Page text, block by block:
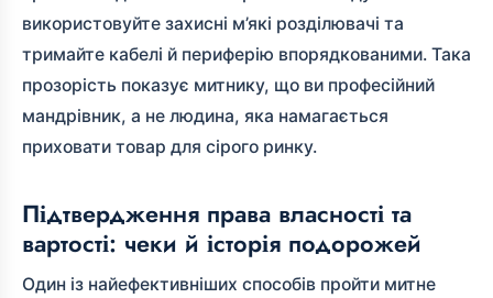
використовуйте захисні м’які розділювачі та
тримайте кабелі й периферію впорядкованими. Така
прозорість показує митнику, що ви професійний
мандрівник, а не людина, яка намагається
приховати товар для сірого ринку.
Підтвердження права власності та
вартості: чеки й історія подорожей
Один із найефективніших способів пройти митне